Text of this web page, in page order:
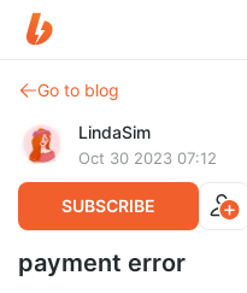
Go to blog
LindaSim
Oct 30 2023 07:12
SUBSCRIBE
payment error